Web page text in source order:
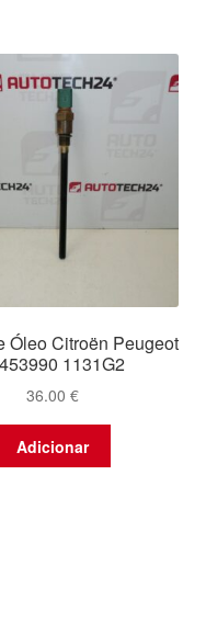
Óleo Citroën Peugeot
1131G2
36.00 €
Adicionar